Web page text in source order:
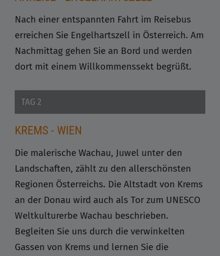
Nach einer entspannten Fahrt im Reisebus
erreichen Sie Engelhartszell in Österreich. Am
Nachmittag gehen Sie an Bord und werden
dort mit einem Willkommenssekt begrüßt.
TAG 2
KREMS - WIEN
Die malerische Wachau, Juwel unter den
Landschaften, zählt zu den allerschönsten
Regionen Österreichs. Die Altstadt von Krems
an der Donau wird auch als Tor zum UNESCO
Weltkulturerbe Wachau beschrieben.
Begleiten Sie uns durch die verwinkelten
Gassen von Krems und lernen Sie die